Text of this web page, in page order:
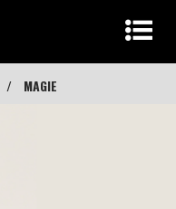
MAGIE